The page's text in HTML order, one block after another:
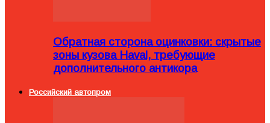
Обратная сторона оцинковки: скрытые
зоны кузова Haval, требующие
дополнительного антикора
Российский автопром